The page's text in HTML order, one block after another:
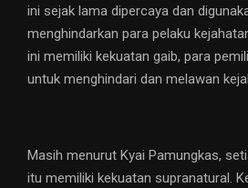
ini sejak lama dipercaya dan
menghindarkan para pelaku
ini memiliki kekuatan gaib, para
untuk menghindari dan melawan
Masih menurut Kyai Pamungkas,
itu memiliki kekuatan supranatural.